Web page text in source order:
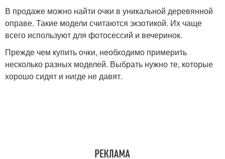
В продаже можно найти очки в уникальной деревянной
оправе. Такие модели считаются экзотикой. Их чаще
всего используют для фотосессий и вечеринок.
Прежде чем купить очки, необходимо примерить
несколько разных моделей. Выбрать нужно те, которые
хорошо сидят и нигде не давят.